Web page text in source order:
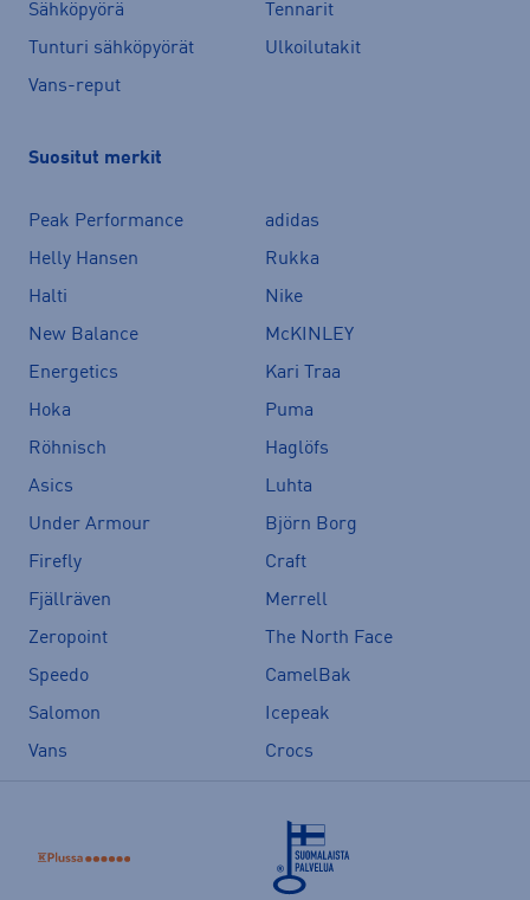
Sähköpyörä
Tennarit
Tunturi sähköpyörät
Ulkoilutakit
Vans-reput
Suositut merkit
Peak Performance
adidas
Helly Hansen
Rukka
Halti
Nike
New Balance
McKINLEY
Energetics
Kari Traa
Hoka
Puma
Röhnisch
Haglöfs
Asics
Luhta
Under Armour
Björn Borg
Firefly
Craft
Fjällräven
Merrell
Zeropoint
The North Face
Speedo
CamelBak
Salomon
Icepeak
Vans
Crocs